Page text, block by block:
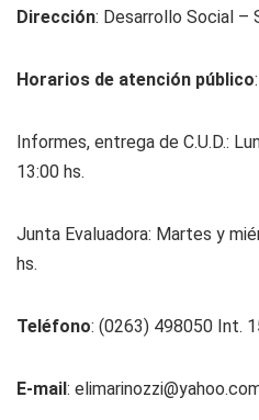
Dirección: Desarrollo Social –
Horarios de atención público:
Informes, entrega de C.U.D.:
13:00 hs.
Junta Evaluadora: Martes y
hs.
Teléfono: (0263) 498050 Int.
E-mail: